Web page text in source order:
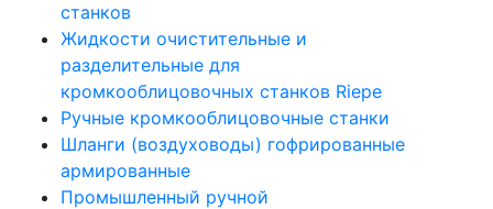
станков
Жидкости очистительные и
разделительные для
кромкооблицовочных станков Riepe
Ручные кромкооблицовочные станки
Шланги (воздуховоды) гофрированные
армированные
Промышленный ручной